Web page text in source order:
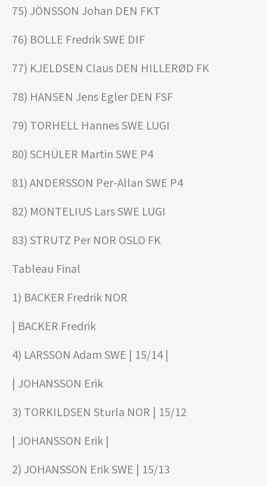
75) JÖNSSON Johan DEN FKT
76) BOLLE Fredrik SWE DIF
77) KJELDSEN Claus DEN HILLERØD FK
78) HANSEN Jens Egler DEN FSF
79) TORHELL Hannes SWE LUGI
80) SCHÜLER Martin SWE P4
81) ANDERSSON Per-Allan SWE P4
82) MONTELIUS Lars SWE LUGI
83) STRUTZ Per NOR OSLO FK
Tableau Final
1) BACKER Fredrik NOR
| BACKER Fredrik
4) LARSSON Adam SWE | 15/14 |
| JOHANSSON Erik
3) TORKILDSEN Sturla NOR | 15/12
| JOHANSSON Erik |
2) JOHANSSON Erik SWE | 15/13